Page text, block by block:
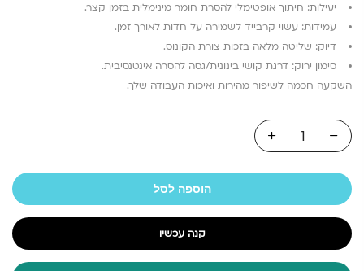
יעילות: חיתוך אופטימלי להסרת חומר מינימלית בזמן קצר.
עמידות: עשוי קרבייד לשמירה על חדות לאורך זמן.
דיוק: שליטה מלאה בזכות צורת הקונוס.
סימון ירוק: דרגת קושי בינונית/גסה להסרה אינטנסיבית.
השקעה חכמה לשיפור מהירות ואיכות העבודה שלך.
הוספה לסל
קנה עכשיו